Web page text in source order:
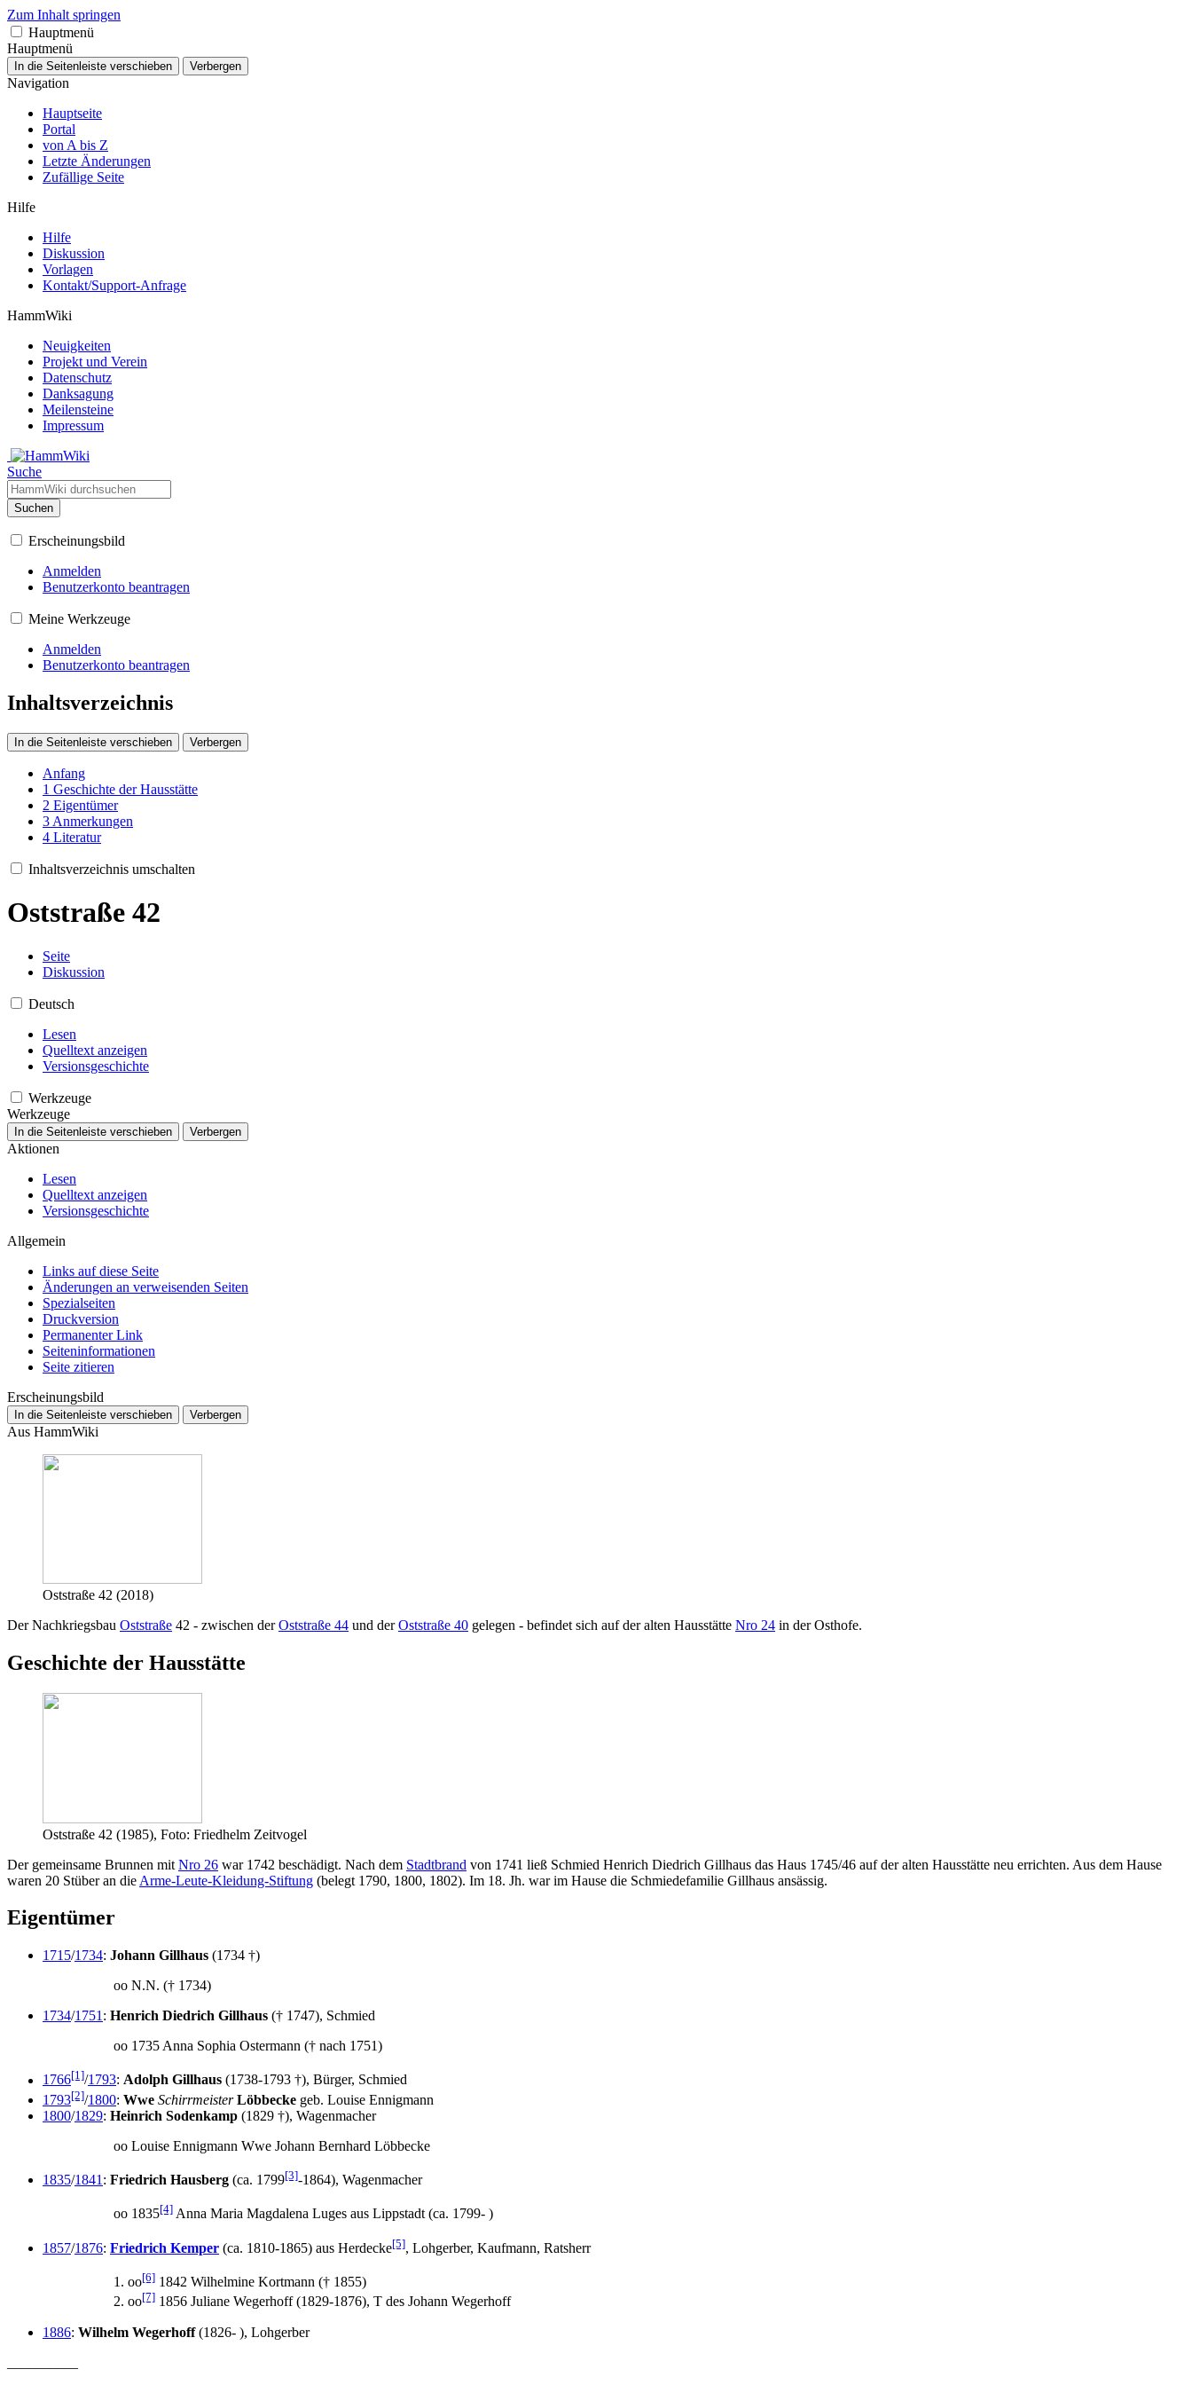
Zum Inhalt springen
Hauptmenü
Hauptmenü
In die Seitenleiste verschieben Verbergen
Navigation
Hauptseite
Portal
von A bis Z
Letzte Änderungen
Zufällige Seite
Hilfe
Hilfe
Diskussion
Vorlagen
Kontakt/Support-Anfrage
HammWiki
Neuigkeiten
Projekt und Verein
Datenschutz
Danksagung
Meilensteine
Impressum
Suche
Suchen
Erscheinungsbild
Anmelden
Benutzerkonto beantragen
Meine Werkzeuge
Anmelden
Benutzerkonto beantragen
Inhaltsverzeichnis
In die Seitenleiste verschieben Verbergen
Anfang
1 Geschichte der Hausstätte
2 Eigentümer
3 Anmerkungen
4 Literatur
Inhaltsverzeichnis umschalten
Oststraße 42
Seite
Diskussion
Deutsch
Lesen
Quelltext anzeigen
Versionsgeschichte
Werkzeuge
Werkzeuge
In die Seitenleiste verschieben Verbergen
Aktionen
Lesen
Quelltext anzeigen
Versionsgeschichte
Allgemein
Links auf diese Seite
Änderungen an verweisenden Seiten
Spezialseiten
Druckversion
Permanenter Link
Seiten­­informationen
Seite zitieren
Erscheinungsbild
In die Seitenleiste verschieben Verbergen
Aus HammWiki
Oststraße 42 (2018)
Der Nachkriegsbau Oststraße 42 - zwischen derOststraße 44 und derOststraße 40 gelegen - befindet sich auf der alten Hausstätte Nro 24 in der Osthofe.
Geschichte der Hausstätte
Oststraße 42 (1985), Foto: Friedhelm Zeitvogel
Der gemeinsame Brunnen mit Nro 26 war 1742 beschädigt. Nach dem Stadtbrand von 1741 ließ Schmied Henrich Diedrich Gillhaus das Haus 1745/46 auf der alten Hausstätte neu errichten. Aus dem Hause
waren 20 Stüber an die Arme-Leute-Kleidung-Stiftung (belegt 1790, 1800, 1802). Im 18. Jh. war im Hause die Schmiedefamilie Gillhaus ansässig.
Eigentümer
1715/1734: Johann Gillhaus (1734 †)
oo N.N. († 1734)
1734/1751 : Henrich Diedrich Gillhaus († 1747), Schmied
oo 1735 Anna Sophia Ostermann († nach 1751)
1766[1]/1793: Adolph Gillhaus (1738-1793 †), Bürger, Schmied
1793[2]/1800: Wwe Schirrmeister Löbbecke geb. Louise Ennigmann
1800/1829: Heinrich Sodenkamp (1829 †), Wagenmacher
oo Louise Ennigmann Wwe Johann Bernhard Löbbecke
1835/1841 : Friedrich Hausberg (ca. 1799[3]-1864), Wagenmacher
oo 1835[4] Anna Maria Magdalena Luges aus Lippstadt (ca. 1799- )
1857/1876: Friedrich Kemper (ca. 1810-1865) aus Herdecke[5], Lohgerber, Kaufmann, Ratsherr
1. oo[6] 1842 Wilhelmine Kortmann († 1855)
2. oo[7] 1856 Juliane Wegerhoff (1829-1876), T des Johann Wegerhoff
1886: Wilhelm Wegerhoff(1826- ), Lohgerber